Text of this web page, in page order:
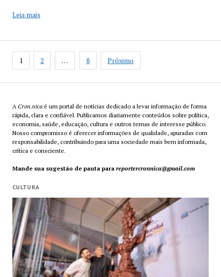
A Cron.nica é um portal de notícias dedicado a levar informação de forma
rápida, clara e confiável. Publicamos diariamente conteúdos sobre política,
economia, saúde, educação, cultura e outros temas de interesse público.
Nosso compromisso é oferecer informações de qualidade, apuradas com
responsabilidade, contribuindo para uma sociedade mais bem informada,
crítica e consciente.
Mande sua sugestão de pauta para reportercronnica@gmail.com
CULTURA
tão
Leia maisGrupo
Maranhão
Paginação
de1 2 … 8 Próximo